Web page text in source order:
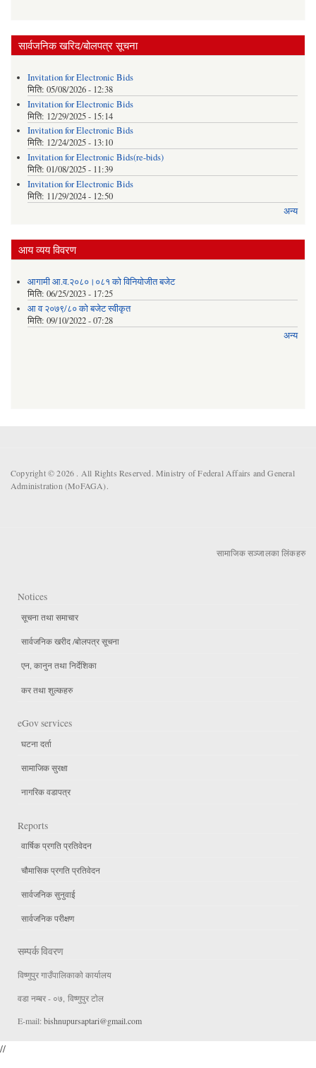
सार्वजनिक खरिद/बोलपत्र सूचना
Invitation for Electronic Bids
मिति: 05/08/2026 - 12:38
Invitation for Electronic Bids
मिति: 12/29/2025 - 15:14
Invitation for Electronic Bids
मिति: 12/24/2025 - 13:10
Invitation for Electronic Bids(re-bids)
मिति: 01/08/2025 - 11:39
Invitation for Electronic Bids
मिति: 11/29/2024 - 12:50
अन्य
आय व्यय विवरण
आगामी आ.व.२०८०।०८१ को विनियोजीत बजेट
मिति: 06/25/2023 - 17:25
आ व २०७९/८० को बजेट स्वीकृत
मिति: 09/10/2022 - 07:28
अन्य
Copyright © 2026 . All Rights Reserved. Ministry of Federal Affairs and General
Administration (MoFAGA).
सामाजिक सञ्जालका लिंकहरु
Notices
सूचना तथा समाचार
सार्वजनिक खरीद /बोलपत्र सूचना
एन, कानुन तथा निर्देशिका
कर तथा शुल्कहरु
eGov services
घटना दर्ता
सामाजिक सुरक्षा
नागरिक वडापत्र
Reports
वार्षिक प्रगति प्रतिवेदन
चौमासिक प्रगति प्रतिवेदन
सार्वजनिक सुनुवाई
सार्वजनिक परीक्षण
सम्पर्क विवरण
विष्णुपुर गाउँपालिकाकाे कार्यालय
वडा न‌म्बर - ०७, विष्णुपुर टाेल
E-mail: bishnupursaptari@gmail.com
//